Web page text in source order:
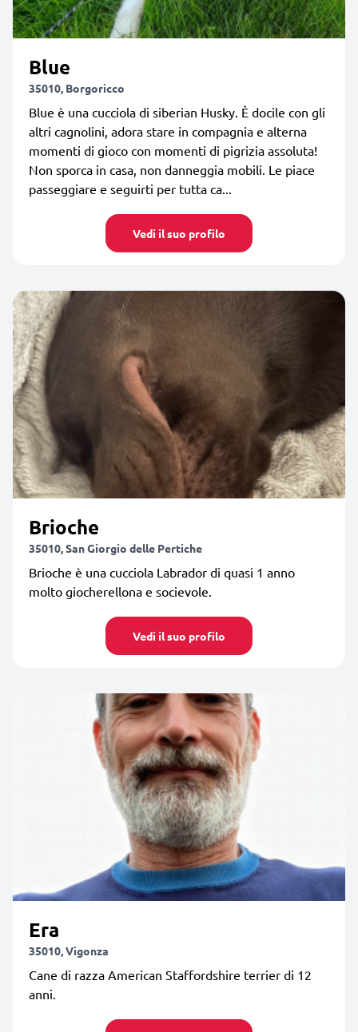
Blue
35010, Borgoricco
Blue è una cucciola di siberian Husky. È docile con gli
altri cagnolini, adora stare in compagnia e alterna
momenti di gioco con momenti di pigrizia assoluta!
Non sporca in casa, non danneggia mobili. Le piace
passeggiare e seguirti per tutta ca...
Vedi il suo profilo
Brioche
35010, San Giorgio delle Pertiche
Brioche è una cucciola Labrador di quasi 1 anno
molto giocherellona e socievole.
Vedi il suo profilo
Era
35010, Vigonza
Cane di razza American Staffordshire terrier di 12
anni.